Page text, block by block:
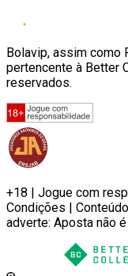
Bolavip, assim como
pertencente à Better
reservados.
+18 | Jogue com
Condições |
adverte: Aposta não